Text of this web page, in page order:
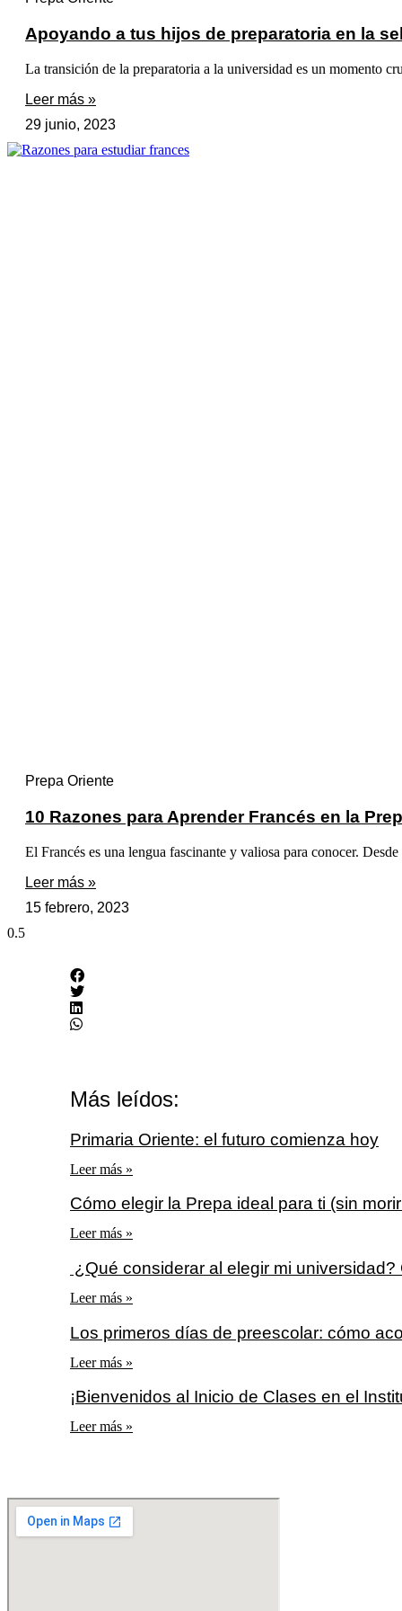
Apoyando a tus hijos de preparatoria en la
La transición de la preparatoria a la universidad es un momento
Leer más »
29 junio, 2023
Prepa Oriente
10 Razones para Aprender Francés en la
El Francés es una lengua fascinante y valiosa para conocer.
Leer más »
15 febrero, 2023
Más leídos:
Primaria Oriente: el futuro comienza hoy
Leer más »
Cómo elegir la Prepa ideal para ti (sin
Leer más »
¿Qué considerar al elegir mi
Leer más »
Los primeros días de preescolar: cómo
Leer más »
¡Bienvenidos al Inicio de Clases en el
Leer más »